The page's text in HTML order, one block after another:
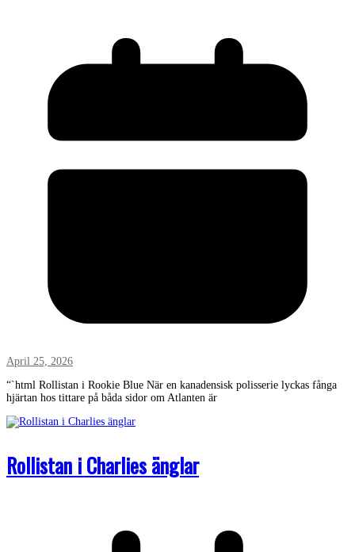
April 25, 2026
“`html Rollistan i Rookie Blue När en kanadensisk polisserie lyckas fånga
hjärtan hos tittare på båda sidor om Atlanten är
Rollistan i Charlies änglar